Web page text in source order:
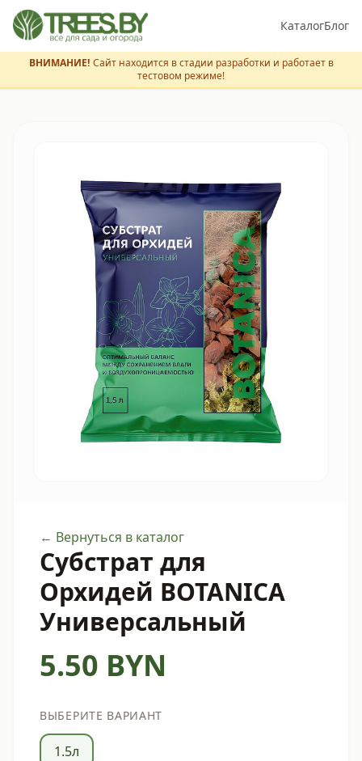
КаталогБлог
ВНИМАНИЕ! Сайт находится в стадии разработки и работает в
тестовом режиме!
← Вернуться в каталог
Субстрат для
Орхидей BOTANICA
Универсальный
5.50 BYN
ВЫБЕРИТЕ ВАРИАНТ
1.5л